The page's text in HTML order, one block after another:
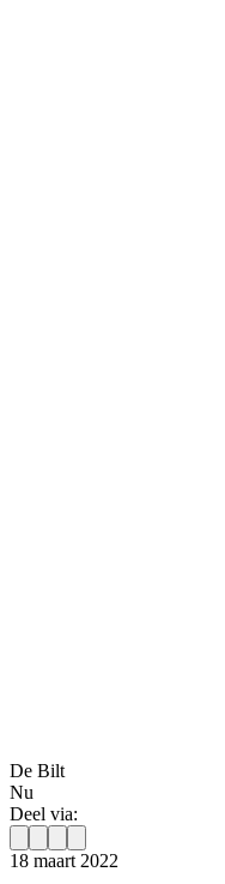
De Bilt
Nu
Deel via:
18 maart 2022